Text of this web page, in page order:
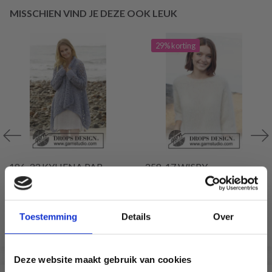
Toestemming Details Over
Deze website maakt gebruik van cookies
MISSCHIEN VIND JE DEZE OOK LEUK
186-33 KYLIENA PAR
DROPS DESIGN
29% korting
258-17 WISPY
DANDELION BY DROPS
EUR 45.45